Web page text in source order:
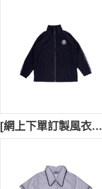
[網上下單訂製風衣校服外套] | 訂製校褸 | 黑色風衣外套 | Belair Public School | 白色裝飾條校褸 | 校褸供應商 SU415